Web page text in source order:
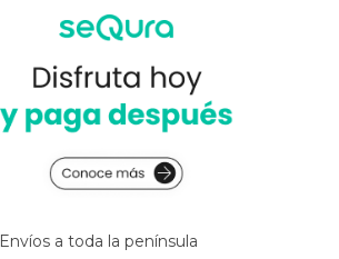
Envíos a toda la península